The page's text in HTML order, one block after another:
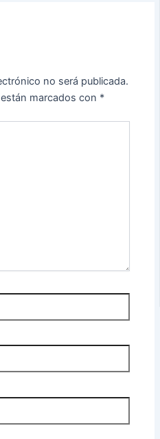
no será publicada.
marcados con *